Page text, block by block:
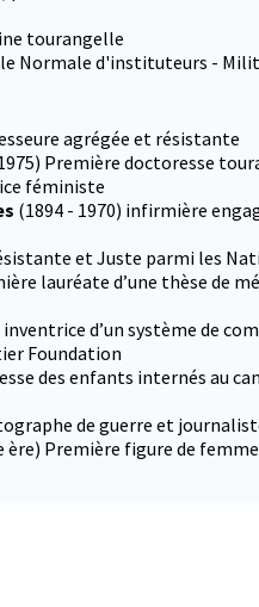
tourangelle
Normale d'instituteurs -
agrégée et résistante
Première doctoresse
féministe
(1894 - 1970) infirmière
et Juste parmi les
lauréate d’une thèse de
d’un système de
Foundation
des enfants internés au
de guerre et
ère) Première figure de